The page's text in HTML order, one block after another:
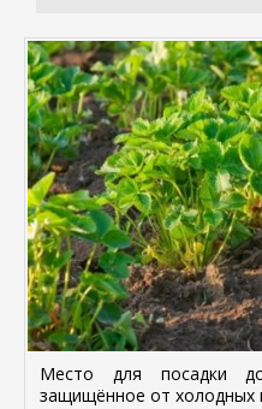
Место для посадки
защищённое от холодных